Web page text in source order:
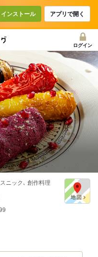
インストール アプリで開く
ログイン
ニック､ 創作料理